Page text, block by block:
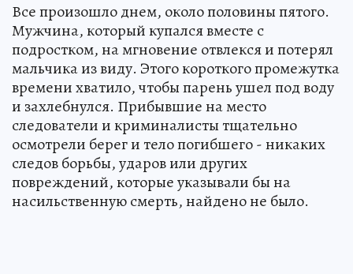
Все произошло днем, около половины пятого.
Мужчина, который купался вместе с
подростком, на мгновение отвлекся и потерял
мальчика из виду. Этого короткого промежутка
времени хватило, чтобы парень ушел под воду
и захлебнулся. Прибывшие на место
следователи и криминалисты тщательно
осмотрели берег и тело погибшего - никаких
следов борьбы, ударов или других
повреждений, которые указывали бы на
насильственную смерть, найдено не было.